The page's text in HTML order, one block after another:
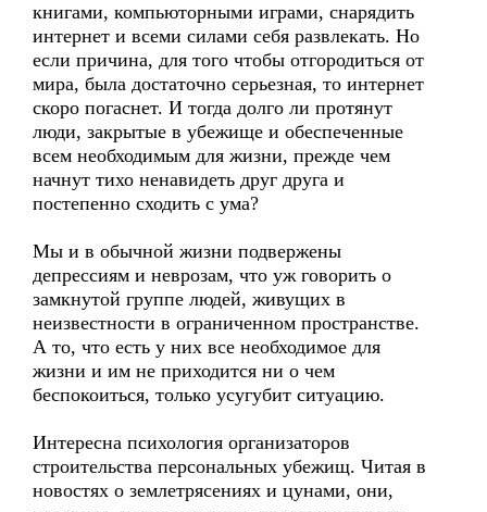
книгами, компьюторными играми, снарядить
интернет и всеми силами себя развлекать. Но
если причина, для того чтобы отгородиться от
мира, была достаточно серьезная, то интернет
скоро погаснет. И тогда долго ли протянут
люди, закрытые в убежище и обеспеченные
всем необходимым для жизни, прежде чем
начнут тихо ненавидеть друг друга и
постепенно сходить с ума?
Мы и в обычной жизни подвержены
депрессиям и неврозам, что уж говорить о
замкнутой группе людей, живущих в
неизвестности в ограниченном пространстве.
А то, что есть у них все необходимое для
жизни и им не приходится ни о чем
беспокоиться, только усугубит ситуацию.
Интересна психология организаторов
строительства персональных убежищ. Читая в
новостях о землетрясениях и цунами, они,